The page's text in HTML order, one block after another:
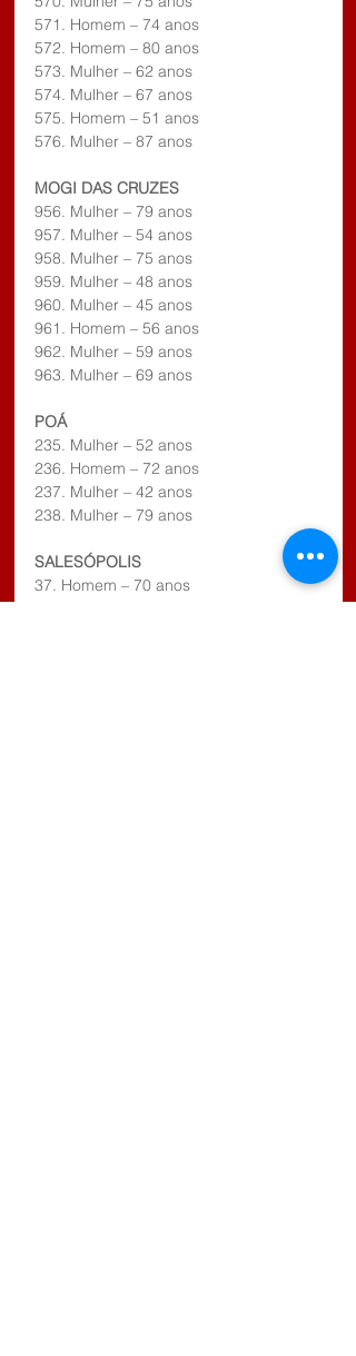
571. Homem – 74 anos
572. Homem – 80 anos
573. Mulher – 62 anos
574. Mulher – 67 anos
575. Homem – 51 anos
576. Mulher – 87 anos
MOGI DAS CRUZES
956. Mulher – 79 anos
957. Mulher – 54 anos
958. Mulher – 75 anos
959. Mulher – 48 anos
960. Mulher – 45 anos
961. Homem – 56 anos
962. Mulher – 59 anos
963. Mulher – 69 anos
POÁ
235. Mulher – 52 anos
236. Homem – 72 anos
237. Mulher – 42 anos
238. Mulher – 79 anos
SALESÓPOLIS
37. Homem – 70 anos